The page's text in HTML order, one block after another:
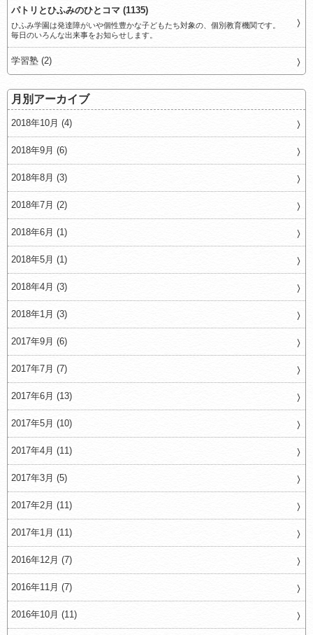
パトリとひふみのひとコマ (1135)
ひふみ学園は発達障がいや個性豊かな子どもたち対象の、個別教育機関です。
毎日のいろんな出来事をお知らせします。
学習塾 (2)
月別アーカイブ
2018年10月 (4)
2018年9月 (6)
2018年8月 (3)
2018年7月 (2)
2018年6月 (1)
2018年5月 (1)
2018年4月 (3)
2018年1月 (3)
2017年9月 (6)
2017年7月 (7)
2017年6月 (13)
2017年5月 (10)
2017年4月 (11)
2017年3月 (5)
2017年2月 (11)
2017年1月 (11)
2016年12月 (7)
2016年11月 (7)
2016年10月 (11)